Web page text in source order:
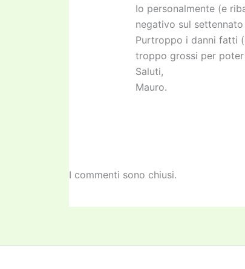
Io personalmente (e
negativo sul
Purtroppo i danni fatti
troppo grossi per
Saluti,
Mauro.
I commenti sono chiusi.